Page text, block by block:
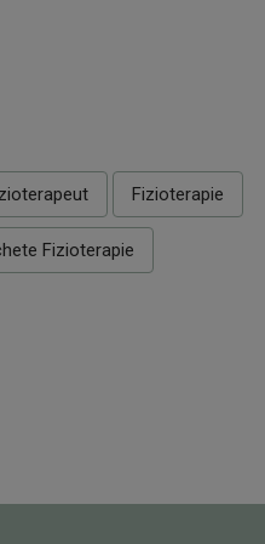
Fizioterapie
Fizioterapie